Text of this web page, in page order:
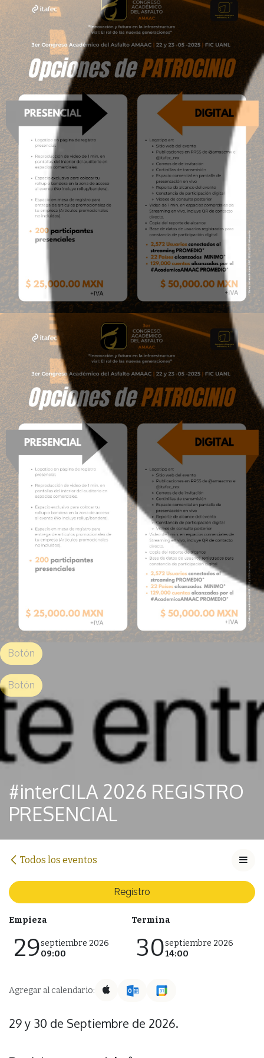
Botón
Botón
#interCILA 2026 REGISTRO
PRESENCIAL
Todos los eventos
Regístro
Empieza
29septiembre 2026
09:00
Termina
30septiembre 2026
14:00
Agregar al calendario:
29 y 30 de Septiembre de 2026.